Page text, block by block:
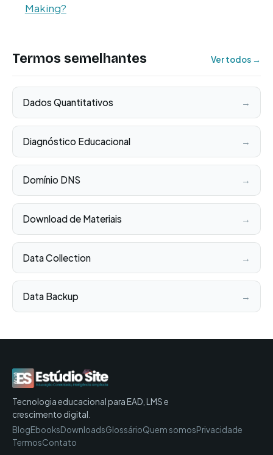
Making?
Termos semelhantes Ver todos →
Dados Quantitativos →
Diagnóstico Educacional →
Domínio DNS →
Download de Materiais →
Data Collection →
Data Backup →
Tecnologia educacional para EAD, LMS e
crescimento digital.
BlogEbooksDownloadsGlossárioQuem somosPrivacidade
TermosContato